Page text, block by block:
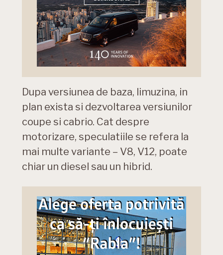
Dupa versiunea de baza, limuzina, in
plan exista si dezvoltarea versiunilor
coupe si cabrio. Cat despre
motorizare, speculatiile se refera la
mai multe variante – V8, V12, poate
chiar un diesel sau un hibrid.